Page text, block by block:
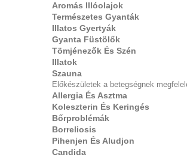
Aromás Illóolajok
Természetes Gyanták
Illatos Gyertyák
Gyanta Füstölők
Tömjénezők És Szén
Illatok
Szauna
Előkészületek a betegségnek
Allergia És Asztma
Koleszterin És Keringés
Bőrproblémák
Borreliosis
Pihenjen És Aludjon
Candida